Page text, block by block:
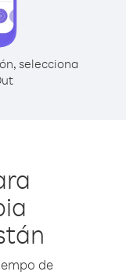
selecciona
de